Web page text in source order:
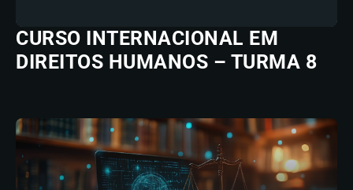
CURSO INTERNACIONAL EM
DIREITOS HUMANOS – TURMA 8